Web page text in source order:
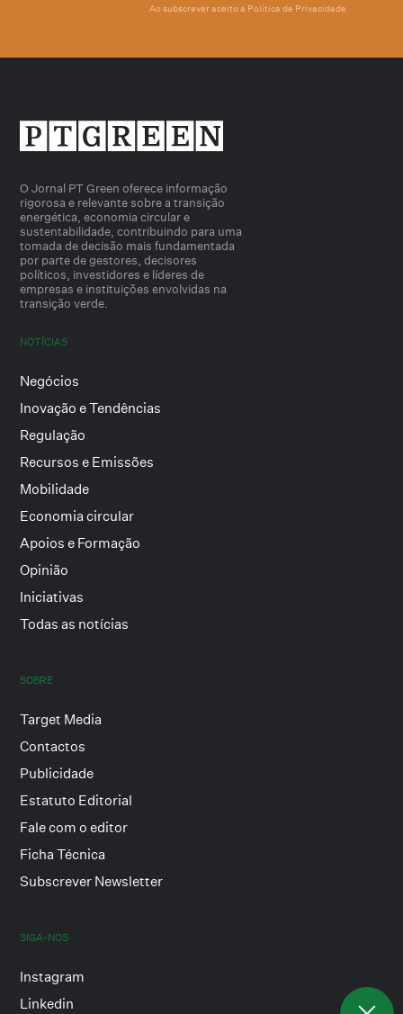
Ao subscrever aceito a Política de Privacidade
O Jornal PT Green oferece informação
rigorosa e relevante sobre a transição
energética, economia circular e
sustentabilidade, contribuindo para uma
tomada de decisão mais fundamentada
por parte de gestores, decisores
políticos, investidores e líderes de
empresas e instituições envolvidas na
transição verde.
NOTÍCIAS
Negócios
Inovação e Tendências
Regulação
Recursos e Emissões
Mobilidade
Economia circular
Apoios e Formação
Opinião
Iniciativas
Todas as notícias
SOBRE
Target Media
Contactos
Publicidade
Estatuto Editorial
Fale com o editor
Ficha Técnica
Subscrever Newsletter
SIGA-NOS
Instagram
Linkedin